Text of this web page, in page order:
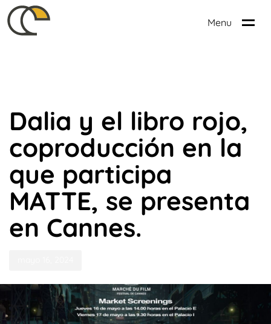
Menu
Dalia y el libro rojo,
coproducción en la
que participa
MATTE, se presenta
en Cannes.